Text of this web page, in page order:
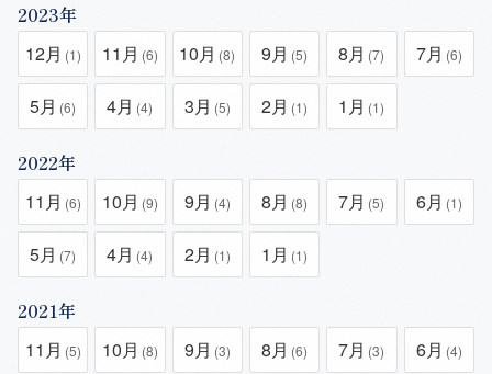
2023年
12月 (1) 11月 (6) 10月 (8) 9月 (5) 8月 (7) 7月 (6)
5月 (6) 4月 (4) 3月 (5) 2月 (1) 1月 (1)
2022年
11月 (6) 10月 (9) 9月 (4) 8月 (8) 7月 (5) 6月 (1)
5月 (7) 4月 (4) 2月 (1) 1月 (1)
2021年
11月 (5) 10月 (8) 9月 (3) 8月 (6) 7月 (3) 6月 (4)